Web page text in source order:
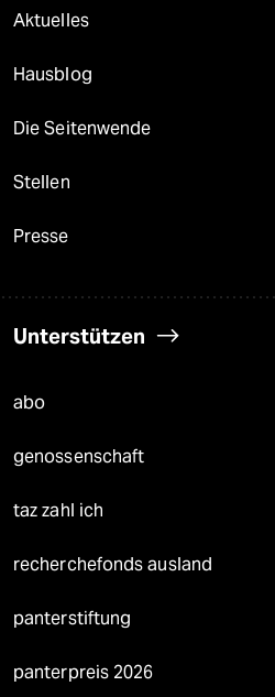
Aktuelles
Hausblog
Die Seitenwende
Stellen
Presse
Unterstützen
abo
genossenschaft
taz zahl ich
recherchefonds ausland
panterstiftung
panterpreis 2026